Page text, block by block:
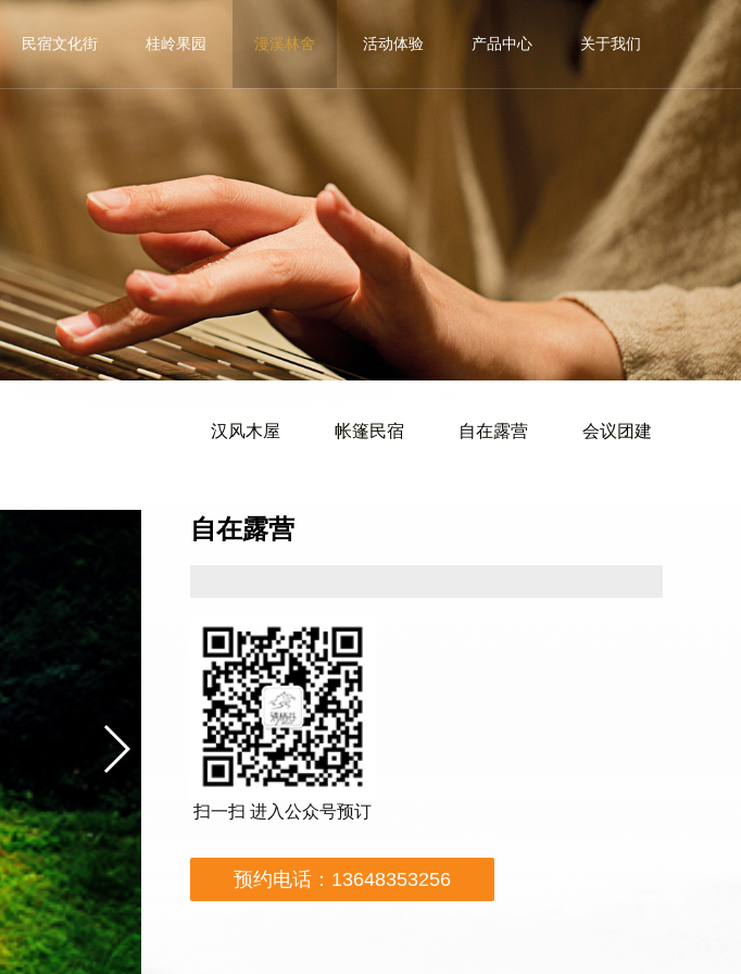
民宿文化街 桂岭果园 漫溪林舍 活动体验 产品中心 关于我们
汉风木屋 帐篷民宿 自在露营 会议团建
自在露营
扫一扫 进入公众号预订
预约电话：13648353256